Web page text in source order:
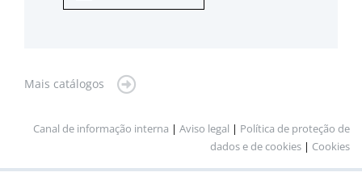
Mais catálogos
Canal de informação interna | Aviso legal | Política de proteção de
dados e de cookies | Cookies